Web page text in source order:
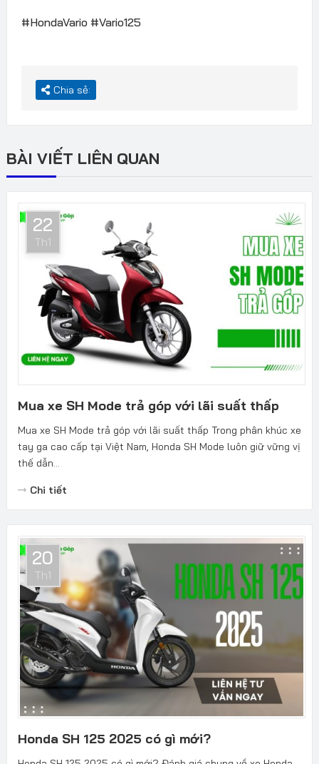
#HondaVario #Vario125
Chia sẻ:
BÀI VIẾT LIÊN QUAN
22
Th1
Mua xe SH Mode trả góp với lãi suất thấp
Mua xe SH Mode trả góp với lãi suất thấp Trong phân khúc xe
tay ga cao cấp tại Việt Nam, Honda SH Mode luôn giữ vững vị
thế dẫn...
Chi tiết
20
Th1
Honda SH 125 2025 có gì mới?